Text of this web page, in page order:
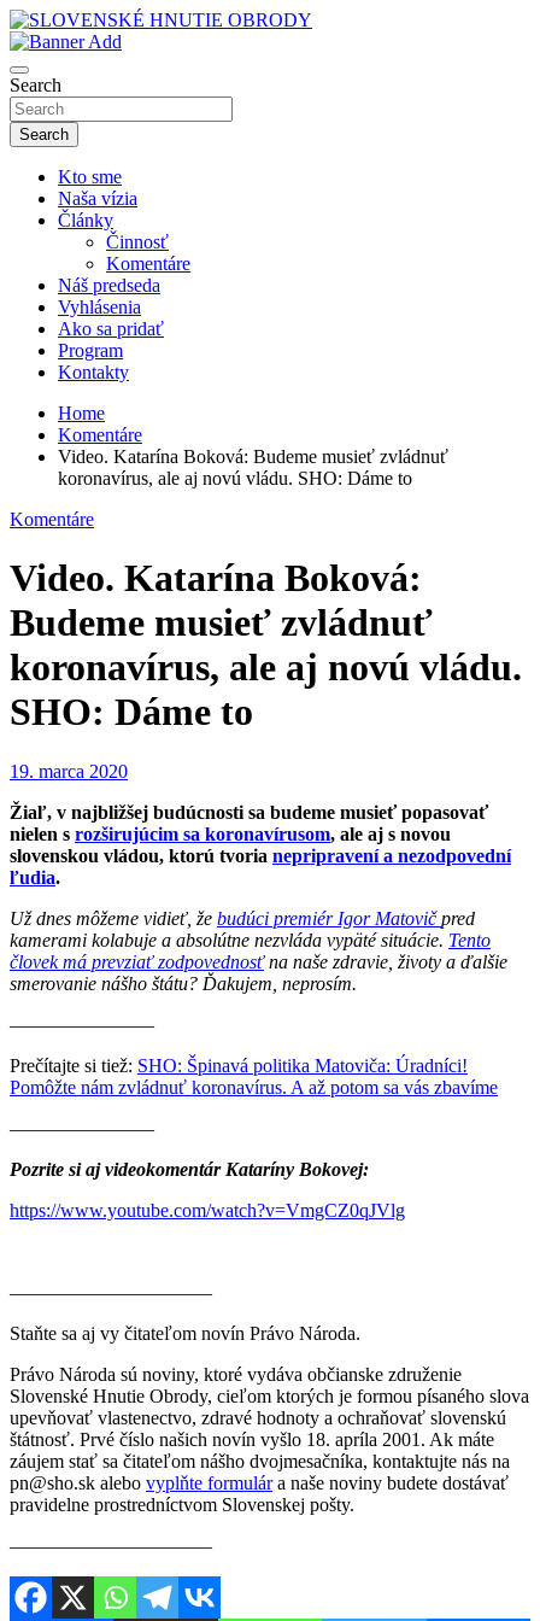
Skip
to
content
SLOVENSKÉ HNUTIE OBRODY
Search
Search
Kto sme
Naša vízia
Články
Činnosť
Komentáre
Náš predseda
Vyhlásenia
Ako sa pridať
Program
Kontakty
Home
Komentáre
Video. Katarína Boková: Budeme musieť zvládnuť
koronavírus, ale aj novú vládu. SHO: Dáme to
Komentáre
Video. Katarína Boková:
Budeme musieť zvládnuť
koronavírus, ale aj novú vládu.
SHO: Dáme to
19. marca 2020
Žiaľ, v najbližšej budúcnosti sa budeme musieť popasovať
nielen s rozširujúcim sa koronavírusom, ale aj s novou
slovenskou vládou, ktorú tvoria nepripravení a nezodpovední
ľudia.
Už dnes môžeme vidieť, že budúci premiér Igor Matovičpred
kamerami kolabuje a absolútne nezvláda vypäté situácie. Tento
človek má prevziať zodpovednosťna naše zdravie, životy a ďalšie
smerovanie nášho štátu? Ďakujem, neprosím.
———————–
Prečítajte si tiež: SHO: Špinavá politika Matoviča: Úradníci!
Pomôžte nám zvládnuť koronavírus. A až potom sa vás zbavíme
———————–
Pozrite si aj videokomentár Kataríny Bokovej:
https://www.youtube.com/watch?v=VmgCZ0qJVlg
————————–——
Staňte sa aj vy čitateľom novín Právo Národa.
Právo Národa sú noviny, ktoré vydáva občianske združenie
Slovenské Hnutie Obrody, cieľom ktorých je formou písaného slova
upevňovať vlastenectvo, zdravé hodnoty a ochraňovať slovenskú
štátnosť. Prvé číslo našich novín vyšlo 18. apríla 2001. Ak máte
záujem stať sa čitateľom nášho dvojmesačníka, kontaktujte nás na
pn@sho.sk alebo vyplňte formulára naše noviny budete dostávať
pravidelne prostredníctvom Slovenskej pošty.
————————–——